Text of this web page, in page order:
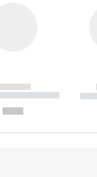
--------